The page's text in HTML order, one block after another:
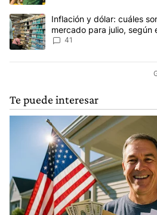
Un artículo de tendencia con el título
Inflación y dólar: cuáles
mercado para julio, según
41